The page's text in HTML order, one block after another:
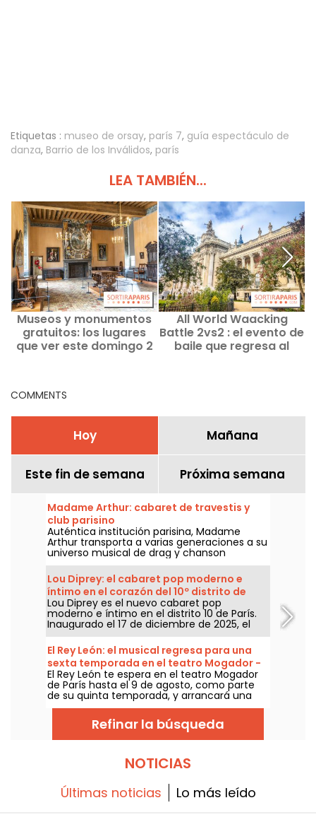
Etiquetas : museo de orsay, parís 7, guía espectáculo de
danza, Barrio de los Inválidos, parís
LEA TAMBIÉN...
Museos y monumentos
gratuitos: los lugares
que ver este domingo 2
All World Waacking
Battle 2vs2 : el evento de
baile que regresa al
COMMENTS
Hoy Mañana
Este fin de semana Próxima semana
Madame Arthur: cabaret de travestis y
club parisino
Auténtica institución parisina, Madame
Arthur transporta a varias generaciones a su
universo musical de drag y chanson
francesa.
Lou Diprey: el cabaret pop moderno e
íntimo en el corazón del 10º distrito de
París
Lou Diprey es el nuevo cabaret pop
moderno e íntimo en el distrito 10 de París.
Inaugurado el 17 de diciembre de 2025, el
local ofrece cenas bistronómicas,
espectáculos coreografiados y afters
festivos, todo en un ambiente íntimo y de
iluminación suave, pensado para una
experiencia nocturna contemporánea.
¿Listos para vivir algo diferente y fuera de lo
común?
El Rey León: el musical regresa para una
sexta temporada en el teatro Mogador -
nuestra crítica
El Rey León te espera en el teatro Mogador
de París hasta el 9 de agosto, como parte
de su quinta temporada, y arrancará una
sexta temporada a partir de septiembre de
2026, más de diez años después de su
última función en esa sala parisina. ¡Lo
hemos visto y te lo contamos todo!
Refinar la búsqueda
NOTICIAS
Últimas noticias Lo más leído